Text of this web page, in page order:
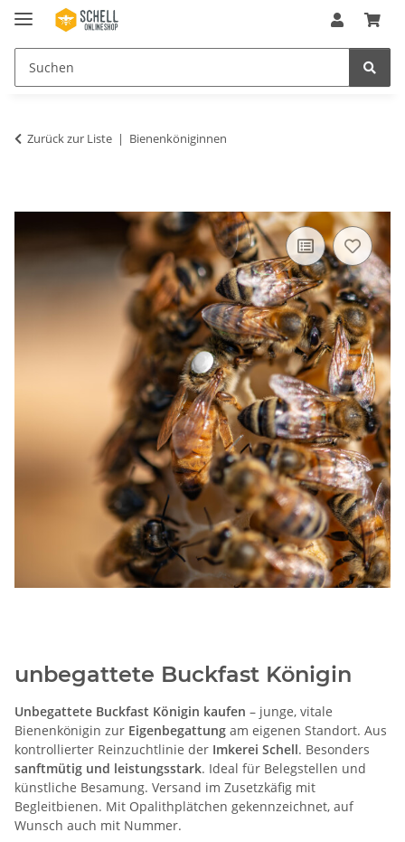
Zurück zur Liste Bienenköniginnen
unbegattete Buckfast Königin
Unbegattete Buckfast Königin kaufen – junge, vitale
Bienenkönigin zur Eigenbegattung am eigenen Standort. Aus
kontrollierter Reinzuchtlinie der Imkerei Schell. Besonders
sanftmütig und leistungsstark. Ideal für Belegstellen und
künstliche Besamung. Versand im Zusetzkäfig mit
Begleitbienen. Mit Opalithplätchen gekennzeichnet, auf
Wunsch auch mit Nummer.